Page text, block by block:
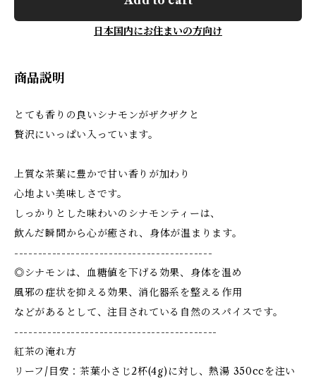
日本国内にお住まいの方向け
商品説明
とても香りの良いシナモンがザクザクと
贅沢にいっぱい入っています。
上質な茶葉に豊かで甘い香りが加わり
心地よい美味しさです。
しっかりとした味わいのシナモンティーは、
飲んだ瞬間から心が癒され、身体が温まります。
------------------------------------------
◎シナモンは、血糖値を下げる効果、身体を温め
風邪の症状を抑える効果、消化器系を整える作用
などがあるとして、注目されている自然のスパイスです。
-------------------------------------------
紅茶の淹れ方
リーフ/目安：茶葉小さじ2杯(4g)に対し、熱湯 350ccを注い